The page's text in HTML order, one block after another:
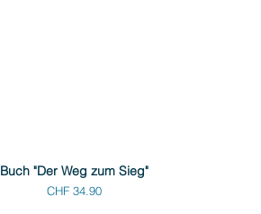
Buch "Der Weg zum Sieg"
Preis
CHF 34.90